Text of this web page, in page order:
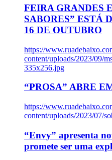
FEIRA GRANDES
SABORES” ESTÁ
16 DE OUTUBRO
https://
content/uploads/2023/09/
335x256.jpg
“PROSA” ABRE
https://
content/uploads/2023/07/
“Envy” apresenta
promete ser uma